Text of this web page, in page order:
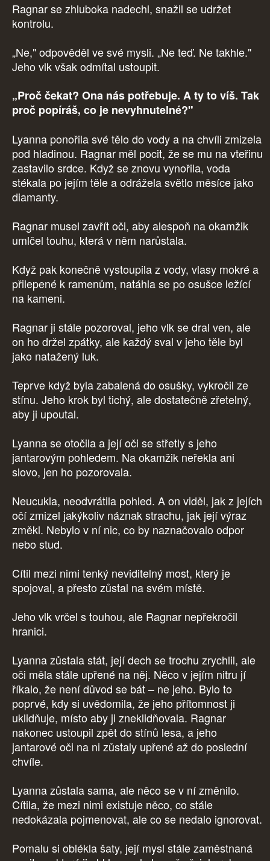
Ragnar se zhluboka nadechl, snažil se udržet
kontrolu.
„Ne," odpověděl ve své mysli. „Ne teď. Ne takhle."
Jeho vlk však odmítal ustoupit.
„Proč čekat? Ona nás potřebuje. A ty to víš. Tak
proč popíráš, co je nevyhnutelné?"
Lyanna ponořila své tělo do vody a na chvíli zmizela
pod hladinou. Ragnar měl pocit, že se mu na vteřinu
zastavilo srdce. Když se znovu vynořila, voda
stékala po jejím těle a odrážela světlo měsíce jako
diamanty.
Ragnar musel zavřít oči, aby alespoň na okamžik
umlčel touhu, která v něm narůstala.
Když pak konečně vystoupila z vody, vlasy mokré a
přilepené k ramenům, natáhla se po osušce ležící
na kameni.
Ragnar ji stále pozoroval, jeho vlk se dral ven, ale
on ho držel zpátky, ale každý sval v jeho těle byl
jako natažený luk.
Teprve když byla zabalená do osušky, vykročil ze
stínu. Jeho krok byl tichý, ale dostatečně zřetelný,
aby ji upoutal.
Lyanna se otočila a její oči se střetly s jeho
jantarovým pohledem. Na okamžik neřekla ani
slovo, jen ho pozorovala.
Neucukla, neodvrátila pohled. A on viděl, jak z jejích
očí zmizel jakýkoliv náznak strachu, jak její výraz
změkl. Nebylo v ní nic, co by naznačovalo odpor
nebo stud.
Cítil mezi nimi tenký neviditelný most, který je
spojoval, a přesto zůstal na svém místě.
Jeho vlk vrčel s touhou, ale Ragnar nepřekročil
hranici.
Lyanna zůstala stát, její dech se trochu zrychlil, ale
oči měla stále upřené na něj. Něco v jejím nitru jí
říkalo, že není důvod se bát – ne jeho. Bylo to
poprvé, kdy si uvědomila, že jeho přítomnost ji
uklidňuje, místo aby ji zneklidňovala. Ragnar
nakonec ustoupil zpět do stínů lesa, a jeho
jantarové oči na ni zůstaly upřené až do poslední
chvíle.
Lyanna zůstala sama, ale něco se v ní změnilo.
Cítila, že mezi nimi existuje něco, co stále
nedokázala pojmenovat, ale co se nedalo ignorovat.
Pomalu si oblékla šaty, její mysl stále zaměstnaná